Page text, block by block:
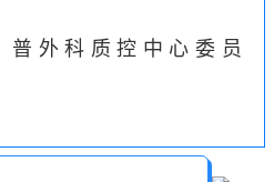
普外科质控中心委员